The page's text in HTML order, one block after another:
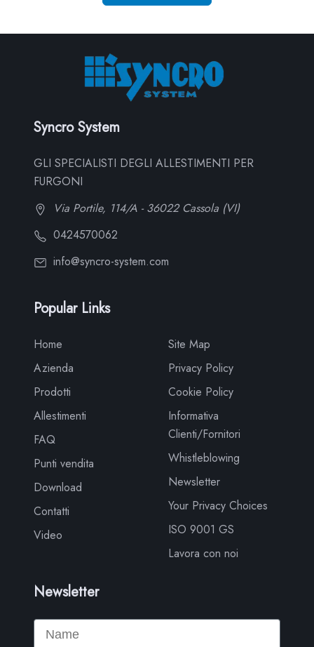
Syncro System
GLI SPECIALISTI DEGLI ALLESTIMENTI PER
FURGONI
Via Portile, 114/A - 36022 Cassola (VI)
0424570062
info@syncro-system.com
Popular Links
Home
Azienda
Prodotti
Allestimenti
FAQ
Punti vendita
Download
Contatti
Video
Site Map
Privacy Policy
Cookie Policy
Informativa
Clienti/Fornitori
Whistleblowing
Newsletter
Your Privacy Choices
ISO 9001 GS
Lavora con noi
Newsletter
Name